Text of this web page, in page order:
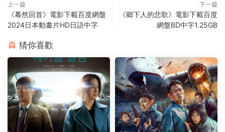
上一篇
《蓦然回首》電影下載百度網盤
2024日本動畫片HD日語中字
下一篇
《鄉下人的悲歌》電影下載百度
網盤BD中字1.25GB
猜你喜歡